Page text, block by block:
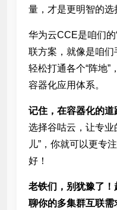
量，才是更明智的选
华为云CCE是咱们的
联方案，就像是咱们
轻松打通各个“阵地”
容器化应用体系。
记住，在容器化的道
选择谷咕云，让专业
儿”，你就可以更专
好！
老铁们，别犹豫了
聊你的多集群互联